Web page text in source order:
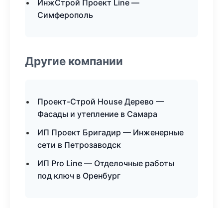
ИнжСтрой Проект Line —
Симферополь
Другие компании
Проект-Строй House Дерево —
Фасады и утепление в Самара
ИП Проект Бригадир — Инженерные
сети в Петрозаводск
ИП Pro Line — Отделочные работы
под ключ в Оренбург